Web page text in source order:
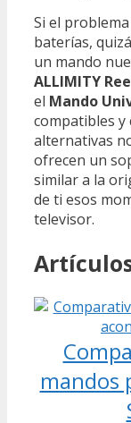
Si el
baterías,
un mando
ALLIMITY
el Mando
compatibles y
alternativas
ofrecen un
similar a la
de ti esos
televisor.
mandos